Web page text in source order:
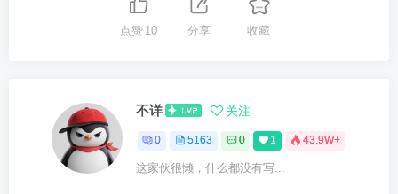
点赞 10 分享 收藏
不详 关注
0 5163 0 1 43.9W+
这家伙很懒，什么都没有写...